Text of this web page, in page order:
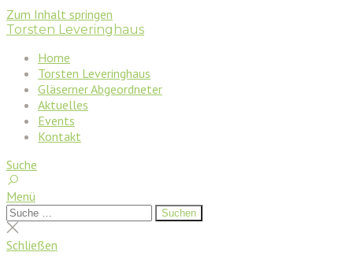
Zum Inhalt springen
Torsten Leveringhaus
Home
Torsten Leveringhaus
Gläserner Abgeordneter
Aktuelles
Events
Kontakt
Suche
Menü
Suchen
nach:
Suchen
Suche
schließen
Schließen